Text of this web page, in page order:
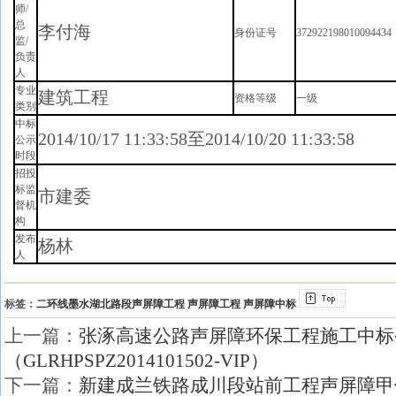
师/
总
监/
负责
人
李付海 身份证号
专业
类别 建筑工程 资格等级 一级
中标
公示
时段
2014/10/17 11:33:58至2014/10/20 11:33:58
招投
标监
督机
构
市建委
发布
人
杨林
标签： 二环线墨水湖北路段声屏障工程 声屏障工程 声屏障中标
上一篇： 张涿高速公路声屏障环保工程施工中
（GLRHPSPZ2014101502-VIP）
下一篇： 新建成兰铁路成川段站前工程声屏障